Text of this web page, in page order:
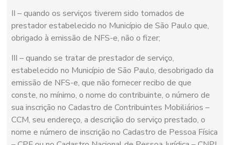
II – quando os serviços tiverem sido tomados de
prestador estabelecido no Município de São Paulo que,
obrigado à emissão de NFS-e, não o fizer;
III – quando se tratar de prestador de serviço,
estabelecido no Município de São Paulo, desobrigado da
emissão de NFS-e, que não fornecer recibo de que
conste, no mínimo, o nome do contribuinte, o número de
sua inscrição no Cadastro de Contribuintes Mobiliários –
CCM, seu endereço, a descrição do serviço prestado, o
nome e número de inscrição no Cadastro de Pessoa Física